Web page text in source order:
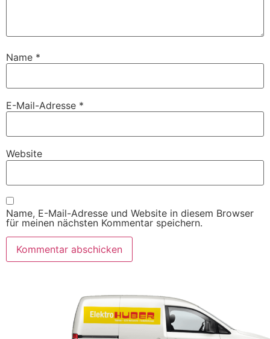
Name *
E-Mail-Adresse *
Website
Name, E-Mail-Adresse und Website in diesem Browser
für meinen nächsten Kommentar speichern.